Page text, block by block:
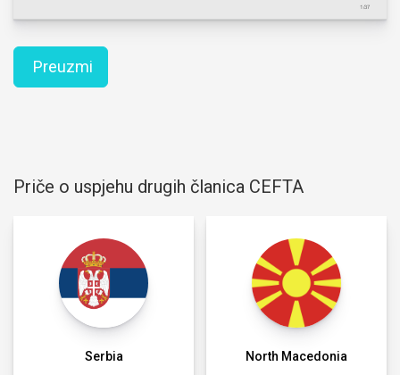
Preuzmi
Priče o uspjehu drugih članica CEFTA
Serbia North Macedonia